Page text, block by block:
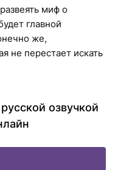
миф о
главной
же,
не перестает искать
озвучкой